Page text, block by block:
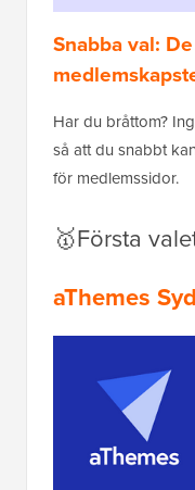
Snabba val:
Har du bråttom?
så att du snabbt
för medlemssidor.
🥇Första
aThemes